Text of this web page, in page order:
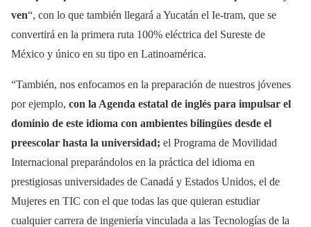
ven“, con lo que también llegará a Yucatán el Ie-tram, que se
convertirá en la primera ruta 100% eléctrica del Sureste de
México y único en su tipo en Latinoamérica.
“También, nos enfocamos en la preparación de nuestros jóvenes
por ejemplo, con la Agenda estatal de inglés para impulsar el
dominio de este idioma con ambientes bilingües desde el
preescolar hasta la universidad; el Programa de Movilidad
Internacional preparándolos en la práctica del idioma en
prestigiosas universidades de Canadá y Estados Unidos, el de
Mujeres en TIC con el que todas las que quieran estudiar
cualquier carrera de ingeniería vinculada a las Tecnologías de la